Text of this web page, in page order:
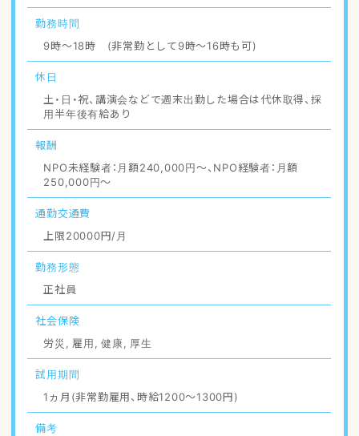
勤務時間
9時〜18時 (非常勤として9時〜16時も可)
休日
土・日・祝、講演会などで週末出勤した場合は代休取得、採
用半年後有給あり
報酬
NPO未経験者：月額240,000円〜、NPO経験者：月額
250,000円〜
通勤交通費
上限20000円/月
勤務形態
正社員
社会保険
労災, 雇用, 健康, 厚生
試用期間
1ヵ月(非常勤雇用、時給1200〜1300円)
備考